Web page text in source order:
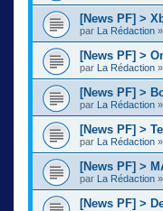
[News PF] >
par La Rédaction »
[News PF] >
par La Rédaction »
[News PF] >
par La Rédaction »
[News PF] >
par La Rédaction »
[News PF] >
par La Rédaction »
[News PF] >